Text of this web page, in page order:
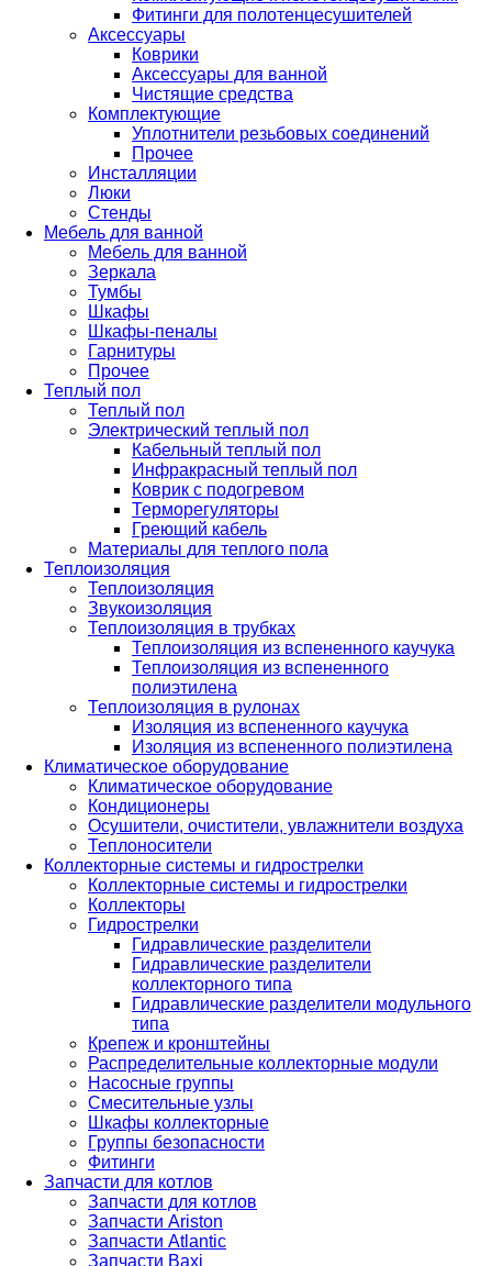
Фитинги для полотенцесушителей
Аксессуары
Коврики
Аксессуары для ванной
Чистящие средства
Комплектующие
Уплотнители резьбовых соединений
Прочее
Инсталляции
Люки
Стенды
Мебель для ванной
Мебель для ванной
Зеркала
Тумбы
Шкафы
Шкафы-пеналы
Гарнитуры
Прочее
Теплый пол
Теплый пол
Электрический теплый пол
Кабельный теплый пол
Инфракрасный теплый пол
Коврик с подогревом
Терморегуляторы
Греющий кабель
Материалы для теплого пола
Теплоизоляция
Теплоизоляция
Звукоизоляция
Теплоизоляция в трубках
Теплоизоляция из вспененного каучука
Теплоизоляция из вспененного
полиэтилена
Теплоизоляция в рулонах
Изоляция из вспененного каучука
Изоляция из вспененного полиэтилена
Климатическое оборудование
Климатическое оборудование
Кондиционеры
Осушители, очистители, увлажнители воздуха
Теплоносители
Коллекторные системы и гидрострелки
Коллекторные системы и гидрострелки
Коллекторы
Гидрострелки
Гидравлические разделители
Гидравлические разделители
коллекторного типа
Гидравлические разделители модульного
типа
Крепеж и кронштейны
Распределительные коллекторные модули
Насосные группы
Смесительные узлы
Шкафы коллекторные
Группы безопасности
Фитинги
Запчасти для котлов
Запчасти для котлов
Запчасти Ariston
Запчасти Atlantic
Запчасти Baxi